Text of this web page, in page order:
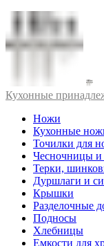
Кухонные
Ножи
Кухонные
Точилки для
Чесночницы и
Терки,
Дуршлаги и
Крышки
Разделочные
Подносы
Хлебницы
Емкости для